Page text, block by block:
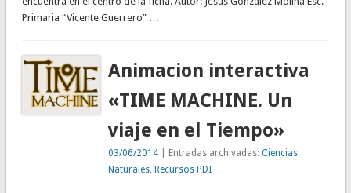
Primaria “Vicente Guerrero” …
Animacion interactiva
«TIME MACHINE. Un
viaje en el Tiempo»
03/06/2014 | Entradas archivadas:Ciencias
Naturales ,Recursos PDI